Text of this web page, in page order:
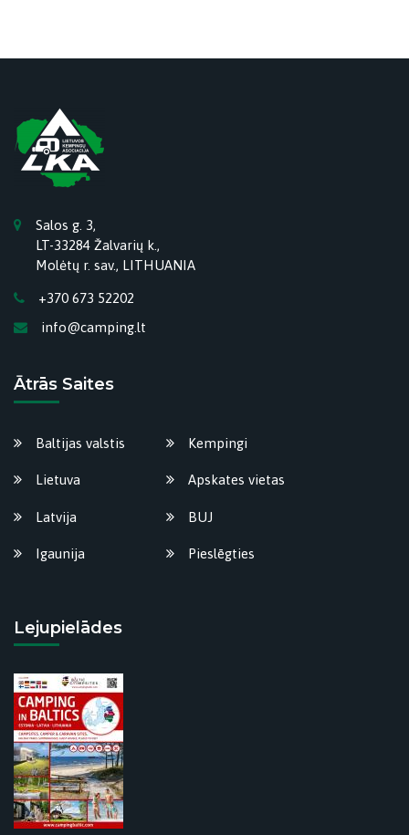
Salos g. 3,
LT-33284 Žalvarių k.,
Molėtų r. sav., LITHUANIA
+370 673 52202
info@camping.lt
Ātrās Saites
Baltijas valstis
Lietuva
Latvija
Igaunija
Kempingi
Apskates vietas
BUJ
Pieslēgties
Lejupielādes